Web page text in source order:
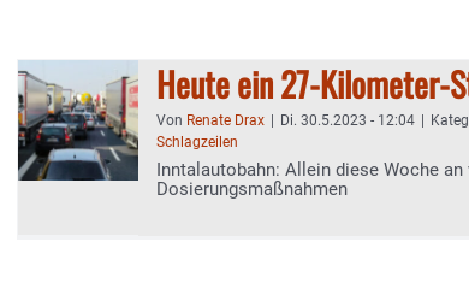
Heute ein 27-Kilometer-
Von Renate Drax Di. 30.5.2023 - 12:04
Schlagzeilen
Inntalautobahn: Allein diese Woche an
Dosierungsmaßnahmen